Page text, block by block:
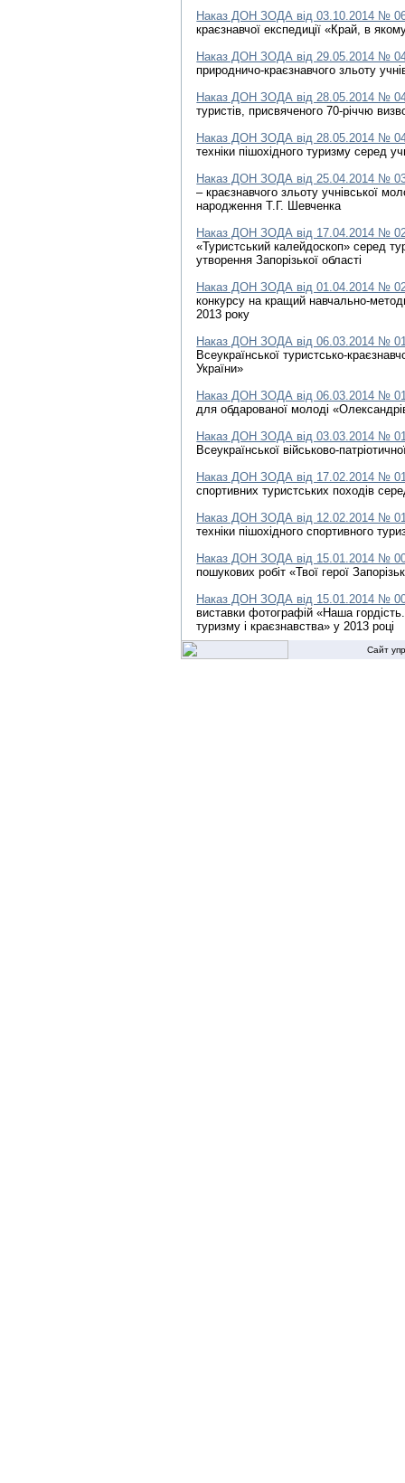
Наказ ДОН ЗОДА від 03.10.2014 №
краєзнавчої експедиції «Край, в
Наказ ДОН ЗОДА від 29.05.2014 №
природничо-краєзнавчого зльоту
Наказ ДОН ЗОДА від 28.05.2014 №
туристів, присвяченого 70-річчю
Наказ ДОН ЗОДА від 28.05.2014 №
техніки пішохідного туризму серед
Наказ ДОН ЗОДА від 25.04.2014 №
– краєзнавчого зльоту учнівської
народження Т.Г. Шевченка
Наказ ДОН ЗОДА від 17.04.2014 №
«Туристський калейдоскоп» серед
утворення Запорізької області
Наказ ДОН ЗОДА від 01.04.2014 №
конкурсу на кращий навчально-
2013 року
Наказ ДОН ЗОДА від 06.03.2014 №
Всеукраїнської туристсько-
України»
Наказ ДОН ЗОДА від 06.03.2014 №
для обдарованої молоді
Наказ ДОН ЗОДА від 03.03.2014 №
Всеукраїнської військово-
Наказ ДОН ЗОДА від 17.02.2014 №
спортивних туристських походів
Наказ ДОН ЗОДА від 12.02.2014 №
техніки пішохідного спортивного
Наказ ДОН ЗОДА від 15.01.2014 №
пошукових робіт «Твої герої
Наказ ДОН ЗОДА від 15.01.2014 №
виставки фотографій «Наша
туризму і краєзнавства» у 2013 році
Сайт